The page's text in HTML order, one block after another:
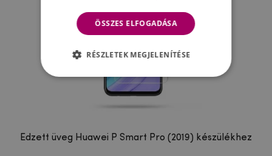
Edzett üveg Huawei P Smart Pro (2019) készülékhez
ÖSSZES ELFOGADÁSA
RÉSZLETEK MEGJELENÍTÉSE